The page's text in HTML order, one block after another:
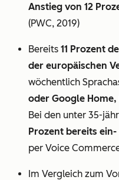
Anstieg von 12
(PWC, 2019)
Bereits 11 Prozent
der europäischen
wöchentlich
oder Google Home,
Bei den unter 35-
Prozent bereits
per Voice
Im Vergleich zum